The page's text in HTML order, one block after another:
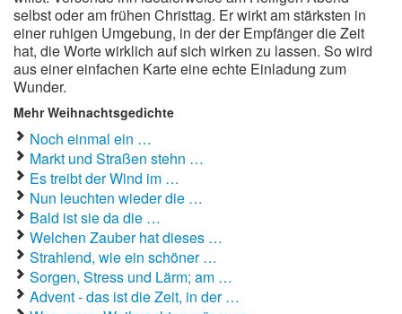
selbst oder am frühen Christtag. Er wirkt am stärksten in
einer ruhigen Umgebung, in der der Empfänger die Zeit
hat, die Worte wirklich auf sich wirken zu lassen. So wird
aus einer einfachen Karte eine echte Einladung zum
Wunder.
Mehr Weihnachtsgedichte
Noch einmal ein …
Markt und Straßen stehn …
Es treibt der Wind im …
Nun leuchten wieder die …
Bald ist sie da die …
Welchen Zauber hat dieses …
Strahlend, wie ein schöner …
Sorgen, Stress und Lärm; am …
Advent - das ist die Zeit, in der …